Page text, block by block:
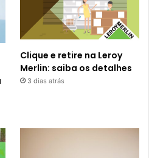
Clique e retire na Leroy
Merlin: saiba os detalhes
3 dias atrás